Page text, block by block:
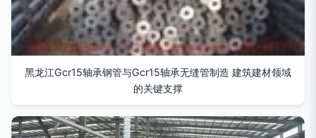
黑龙江Gcr15轴承钢管与Gcr15轴承无缝管制造 建筑建材领域
的关键支撑